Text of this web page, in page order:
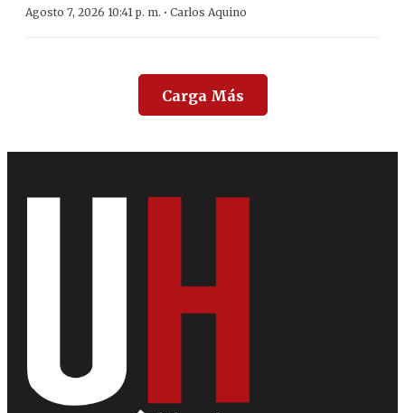
Agosto 7, 2026 10:41 p. m. · Carlos Aquino
Carga Más